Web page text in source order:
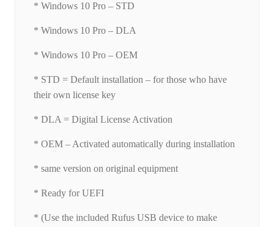
* Windows 10 Pro – STD
* Windows 10 Pro – DLA
* Windows 10 Pro – OEM
* STD = Default installation – for those who have
their own license key
* DLA = Digital License Activation
* OEM – Activated automatically during installation
* same version on original equipment
* Ready for UEFI
* (Use the included Rufus USB device to make